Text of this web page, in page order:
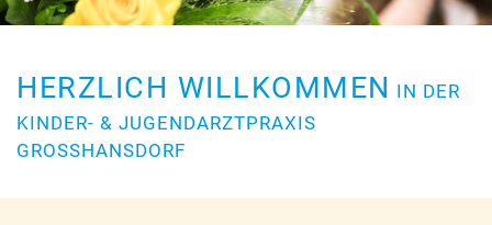
HERZLICH WILLKOMMEN IN DER
KINDER- & JUGENDARZTPRAXIS
GROSSHANSDORF